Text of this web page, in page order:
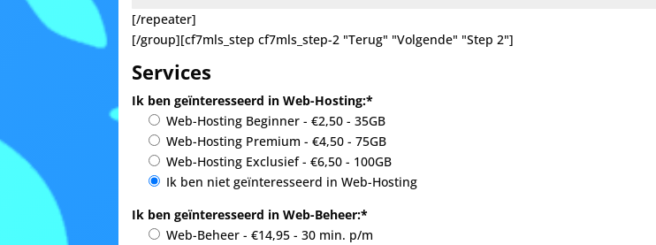
[/repeater]
[/group][cf7mls_step cf7mls_step-2 "Terug" "Volgende" "Step 2"]
Services
Ik ben geïnteresseerd in Web-Hosting:*
Web-Hosting Beginner - €2,50 - 35GB
Web-Hosting Premium - €4,50 - 75GB
Web-Hosting Exclusief - €6,50 - 100GB
Ik ben niet geïnteresseerd in Web-Hosting
Ik ben geïnteresseerd in Web-Beheer:*
Web-Beheer - €14,95 - 30 min. p/m